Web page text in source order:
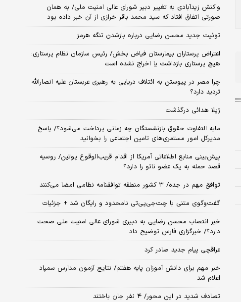
واکنش زیدآبادی به تغییر دبیر شورای عالی امنیت ملی/ به همان
صورتی اتفاق افتاد که سید محمد باقر خرازی از آن خبر داده بود
توئیت جدید محسن رضایی درباره بازشدن تنگه هرمز
اعتراض پرستاران بیمارستان فیاض بخش/ رئیس سازمان نظام پرستاری:
هیچ پرستاری بازداشت یا اخراج نشده است
چرا مصر در پیوستن به ائتلاف دریایی به رهبری عربستان علیه انصارالله
تردید دارد؟
ژیلا هدائی درگذشت
مابه التفاوت حقوق بازنشستگان چه زمانی پرداخت می‌شود؟/ پاسخ
مدیرکل امور مستمری‌های تامین اجتماعی را بخوانید
پیش‌بینی منابع اطلاعاتی آمریکا از اقدام قریب‌الوقوع پوتین/ روسیه
قصد حمله به یک عضو ناتو را دارد؟
توافق مهم در جده/ ۳ کشور منطقه توافقنامه نظامی امضا می‌کنند
گفت‌وگوی متنی با چت‌جی‌پی‌تی نامحدود و رایگان شد + جزئیات
خبر انتصاب محسن رضایی به دبیری شورای عالی امنیت ملی صحت
دارد؟/ خبرگزاری فارس توضیح داد
عراقچی پیام جدید صادر کرد
خبر مهم برای دانش آموزان پایه هفتم/ نتایج آزمون مدارس سمپاد
اعلام شد
تصادف شدید در این محور/ ۴ نفر جان باختند